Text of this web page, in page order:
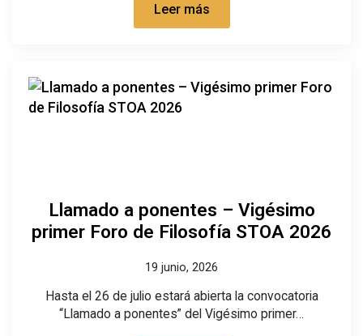
Leer más
Llamado a ponentes – Vigésimo
primer Foro de Filosofía STOA 2026
19 junio, 2026
Hasta el 26 de julio estará abierta la convocatoria
“Llamado a ponentes” del Vigésimo primer…